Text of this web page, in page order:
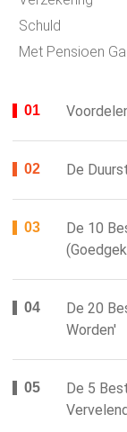
Schuld
Met Pensioen
De
De 10
De 20
Worden'
De 5